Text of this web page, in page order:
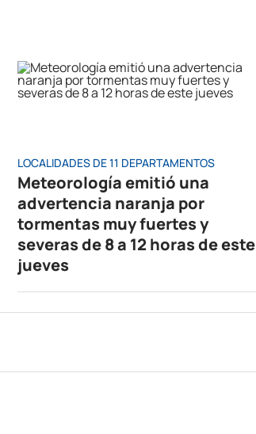
LOCALIDADES DE 11 DEPARTAMENTOS
Meteorología emitió una
advertencia naranja por
tormentas muy fuertes y
severas de 8 a 12 horas de este
jueves